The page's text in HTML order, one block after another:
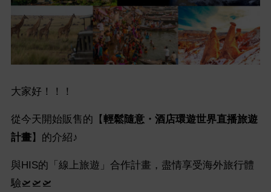
大家好！！！
從今天開始販售的【輕鬆隨意・酒店環遊世界直播旅遊
計畫】的介紹♪
與HIS的「線上旅遊」合作計畫，盡情享受海外旅行體
驗🛫🛫🛫